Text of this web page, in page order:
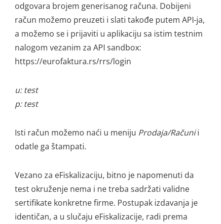
odgovara brojem generisanog računa. Dobijeni
račun možemo preuzeti i slati takođe putem API-ja,
a možemo se i prijaviti u aplikaciju sa istim testnim
nalogom vezanim za API sandbox:
https://eurofaktura.rs/rrs/login
u: test
p: test
Isti račun možemo naći u meniju Prodaja/Računii
odatle ga štampati.
Vezano za eFiskalizaciju, bitno je napomenuti da
test okruženje nema i ne treba sadržati validne
sertifikate konkretne firme. Postupak izdavanja je
identičan, a u slučaju eFiskalizacije, radi prema